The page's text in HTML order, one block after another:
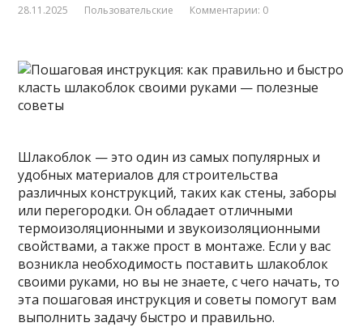
28.11.2025 Пользовательские Комментарии: 0
Шлакоблок — это один из самых популярных и
удобных материалов для строительства
различных конструкций, таких как стены, заборы
или перегородки. Он обладает отличными
термоизоляционными и звукоизоляционными
свойствами, а также прост в монтаже. Если у вас
возникла необходимость поставить шлакоблок
своими руками, но вы не знаете, с чего начать, то
эта пошаговая инструкция и советы помогут вам
выполнить задачу быстро и правильно.